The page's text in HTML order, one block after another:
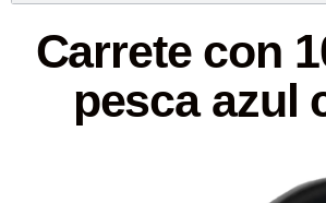
Carrete con
pesca azul